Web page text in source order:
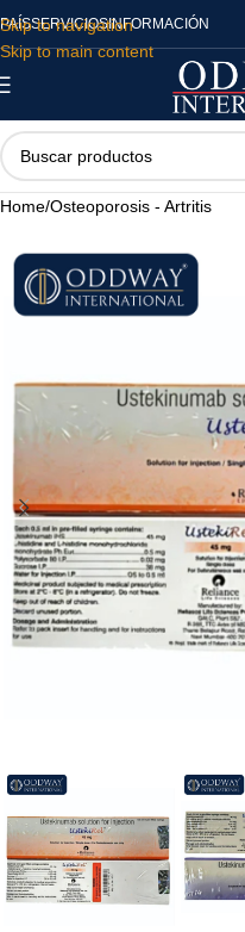
Skip to navigation
Skip to main content
PAÍSSERVICIOSINFORMACIÓN
Home/Osteoporosis - Artritis